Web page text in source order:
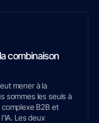
combinaison
mener à la
sommes les seuls à
B2B et
Les deux